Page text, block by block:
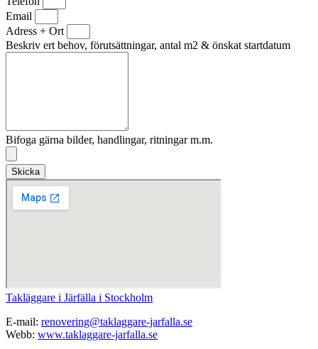
Email
Adress + Ort
Beskriv ert behov, förutsättningar, antal m2 & önskat startdatum
Bifoga gärna bilder, handlingar, ritningar m.m.
Skicka
Takläggare i Järfälla i Stockholm
E-mail: renovering@taklaggare-jarfalla.se
Webb: www.taklaggare-jarfalla.se